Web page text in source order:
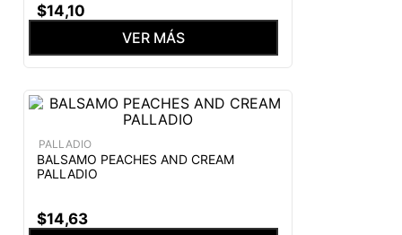
$14,10
VER MÁS
PALLADIO
BALSAMO PEACHES AND CREAM
PALLADIO
$14,63